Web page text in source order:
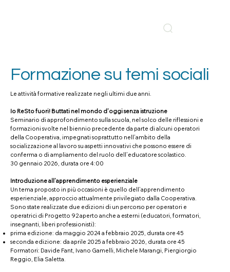
Formazione su temi sociali
Le attività formative realizzate negli ultimi due anni.
Io ReSto fuori! Buttati nel mondo d’oggi senza istruzione
Seminario di approfondimento sulla scuola, nel solco delle riflessioni e
formazioni svolte nel biennio precedente da parte di alcuni operatori
della Cooperativa, impegnati soprattutto nell’ambito della
socializzazione al lavoro su aspetti innovativi che possono essere di
conferma o di ampliamento del ruolo dell’educatore scolastico.
30 gennaio 2026, durata ore 4:00
Introduzione all’apprendimento esperienziale
Un tema proposto in più occasioni è quello dell’apprendimento
esperienziale, approccio attualmente privilegiato dalla Cooperativa.
Sono state realizzate due edizioni di un percorso per operatori e
operatrici di Progetto 92 aperto anche a esterni (educatori, formatori,
insegnanti, liberi professionisti):
prima edizione: da maggio 2024 a febbraio 2025, durata ore 45
seconda edizione: da aprile 2025 a febbraio 2026, durata ore 45
Formatori: Davide Fant, Ivano Gamelli, Michele Marangi, Piergiorgio
Reggio, Elia Saletta.